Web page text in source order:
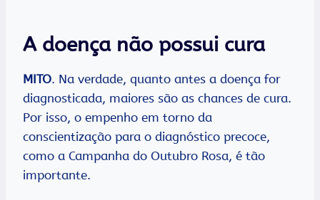
A doença não possui cura
MITO. Na verdade, quanto antes a doença for
diagnosticada, maiores são as chances de cura.
Por isso, o empenho em torno da
conscientização para o diagnóstico precoce,
como a Campanha do Outubro Rosa, é tão
importante.